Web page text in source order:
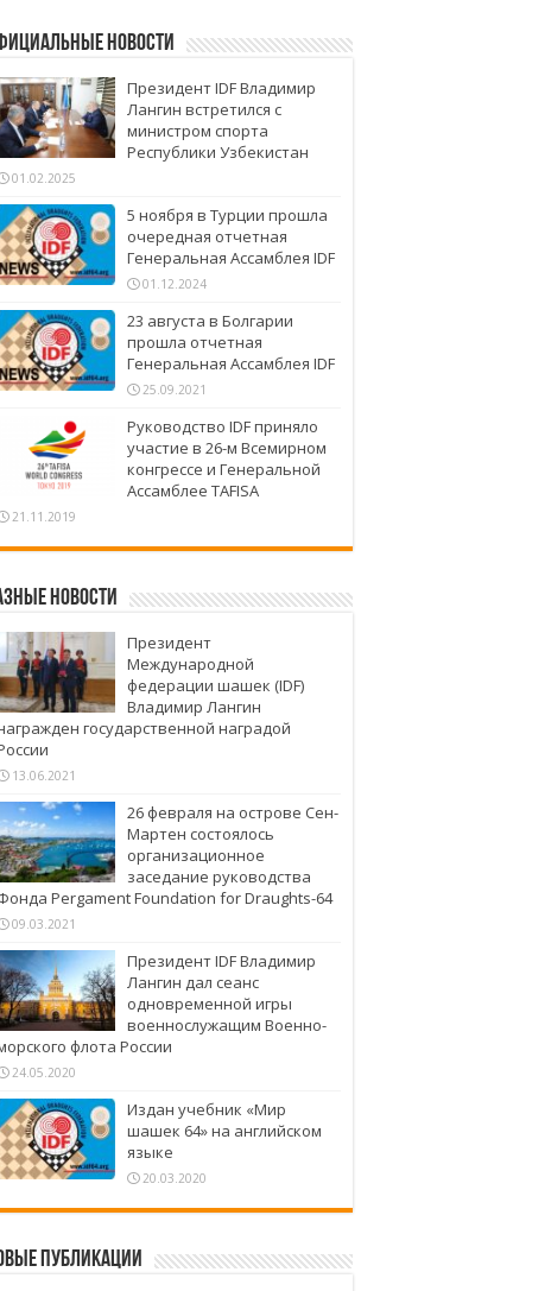
новости
Президент IDF Владимир
Лангин встретился с
министром спорта
Республики Узбекистан
01.02.2025
5 ноября в Турции прошла
очередная отчетная
Генеральная Ассамблея IDF
01.12.2024
23 августа в Болгарии
прошла отчетная
Генеральная Ассамблея IDF
25.09.2021
Руководство IDF приняло
участие в 26-м Всемирном
конгрессе и Генеральной
Ассамблее TAFISA
21.11.2019
новости
Президент
Международной
федерации шашек (IDF)
Владимир Лангин
государственной наградой
13.06.2021
26 февраля на острове Сен-
Мартен состоялось
организационное
заседание руководства
Pergament Foundation for Draughts-64
09.03.2021
Президент IDF Владимир
Лангин дал сеанс
одновременной игры
военнослужащим Военно-
флота России
24.05.2020
Издан учебник «Мир
шашек 64» на английском
языке
20.03.2020
публикации